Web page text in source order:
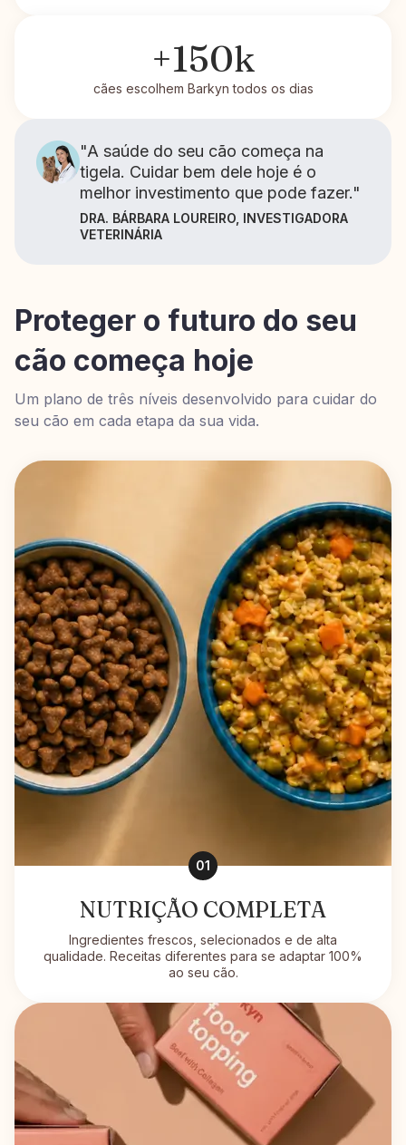
+150k
cães escolhem Barkyn todos os dias
"A saúde do seu cão começa na
tigela. Cuidar bem dele hoje é o
melhor investimento que pode fazer."
DRA. BÁRBARA LOUREIRO, INVESTIGADORA
VETERINÁRIA
Proteger o futuro do seu
cão começa hoje
Um plano de três níveis desenvolvido para cuidar do
seu cão em cada etapa da sua vida.
01
NUTRIÇÃO COMPLETA
Ingredientes frescos, selecionados e de alta
qualidade. Receitas diferentes para se adaptar 100%
ao seu cão.